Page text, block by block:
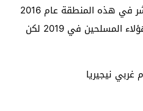
وكان الجيش النيجيري قد انتشر في هذه المنطقة عام 2016
ووقع اتفاق سلام مع بعض هؤلاء المسلحين في 2019 لكن